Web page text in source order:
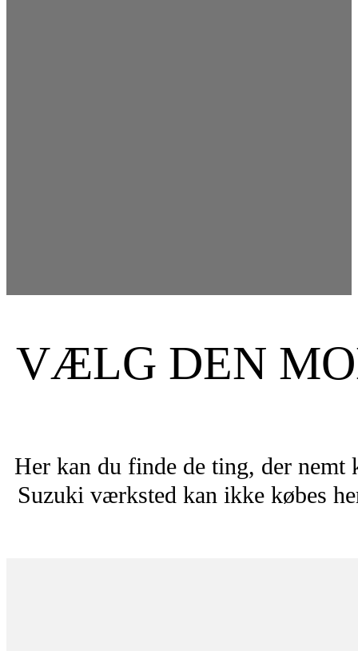
VÆLG DEN
Her kan du finde de ting, der
Suzuki værksted kan ikke købes